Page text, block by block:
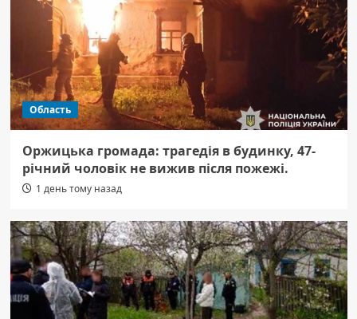
Область
Оржицька громада: трагедія в будинку, 47-
річний чоловік не вижив після пожежі.
1 день тому назад